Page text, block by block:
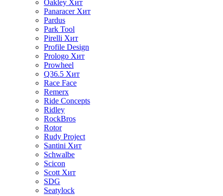
Oakley Хит
Panaracer Хит
Pardus
Park Tool
Pirelli Хит
Profile Design
Prologo Хит
Prowheel
Q36.5 Хит
Race Face
Remerx
Ride Concepts
Ridley
RockBros
Rotor
Rudy Project
Santini Хит
Schwalbe
Scicon
Scott Хит
SDG
Seatylock